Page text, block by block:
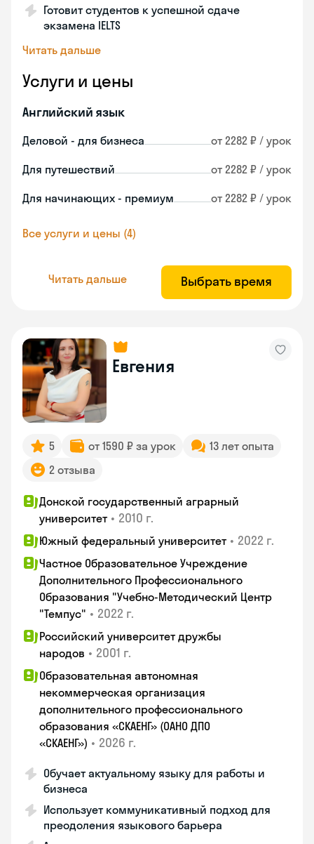
Готовит студентов к успешной сдаче
экзамена IELTS
Читать дальше
Услуги и цены
Английский язык
Деловой - для бизнеса от 2282 ₽ / урок
Для путешествий от 2282 ₽ / урок
Для начинающих - премиум от 2282 ₽ / урок
Все услуги и цены (4)
Читать дальше Выбрать время
Евгения
5 от 1590 ₽ за урок
13 лет опыта
2 отзыва
Донской государственный аграрный
университет • 2010 г.
Южный федеральный университет • 2022 г.
Частное Образовательное Учреждение
Дополнительного Профессионального
Образования "Учебно-Методический Центр
"Темпус" • 2022 г.
Российский университет дружбы
народов • 2001 г.
Образовательная автономная
некоммерческая организация
дополнительного профессионального
образования «СКАЕНГ» (ОАНО ДПО
«СКАЕНГ») • 2026 г.
Обучает актуальному языку для работы и
бизнеса
Использует коммуникативный подход для
преодоления языкового барьера